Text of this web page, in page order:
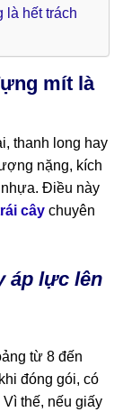
là hết trách
mít là
thanh long hay
nặng, kích
Điều này
cây chuyên
áp lực lên
từ 8 đến
đóng gói, có
thế, nếu giấy